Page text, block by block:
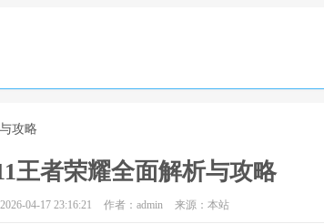
攻略
王者荣耀全面解析与攻略
04-17 23:16:21 作者：admin 来源：本站